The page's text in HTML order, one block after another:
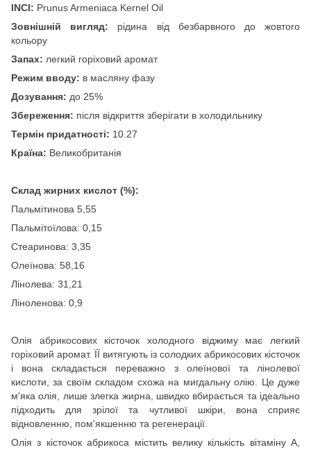
INCI: Prunus Armeniaca Kernel Oil
Зовнішній вигляд: рідина від безбарвного до жовтого
кольору
Запах: легкий горіховий аромат
Режим вводу: в масляну фазу
Дозування: до 25%
Збереження: після відкриття зберігати в холодильнику
Термін придатності: 10.27
Країна: Великобританія
Склад жирних кислот (%):
Пальмітинова 5,55
Пальмітоїлова: 0,15
Стеаринова: 3,35
Олеїнова: 58,16
Лінолева: 31,21
Ліноленова: 0,9
Олія абрикосових кісточок холодного віджиму має легкий
горіховий аромат. ЇЇ витягують із солодких абрикосових кісточок
і вона складається переважно з олеїнової та лінолевої
кислоти, за своїм складом схожа на мигдальну олію. Це дуже
м'яка олія, лише злегка жирна, швидко вбирається та ідеально
підходить для зрілої та чутливої шкіри, вона сприяє
відновленню, пом'якшенню та регенерації.
Олія з кісточок абрикоса містить велику кількість вітаміну А,